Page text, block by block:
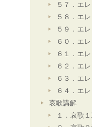
５７．エ
５８．エ
５９．エ
６０．エ
６１．エ
６２．エ
６３．エ
６４．エ
哀歌講解
１．哀歌